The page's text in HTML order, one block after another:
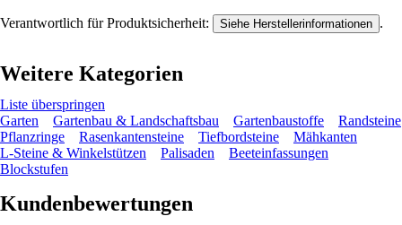
Verantwortlich für Produktsicherheit: Siehe Herstellerinformationen .
Weitere Kategorien
Liste überspringen
Garten
Gartenbau & Landschaftsbau Gartenbaustoffe
Randsteine
Pflanzringe
Rasenkantensteine Tiefbordsteine
Mähkanten
L-Steine & Winkelstützen
Palisaden
Beeteinfassungen
Blockstufen
Kundenbewertungen